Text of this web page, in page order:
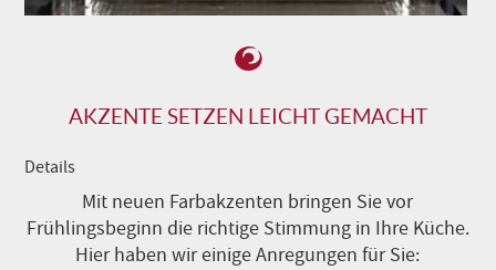
AKZENTE SETZEN LEICHT GEMACHT
Details
Mit neuen Farbakzenten bringen Sie vor
Frühlingsbeginn die richtige Stimmung in Ihre Küche.
Hier haben wir einige Anregungen für Sie: